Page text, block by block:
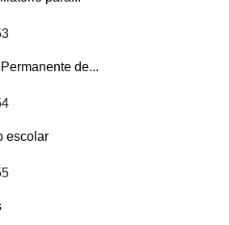
de...
escolar